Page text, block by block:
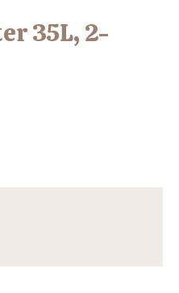
35L, 2-